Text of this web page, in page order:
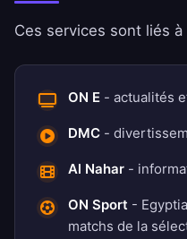
Ces services sont liés
ON E - actualités
DMC -
Al Nahar -
ON Sport -
matchs de la